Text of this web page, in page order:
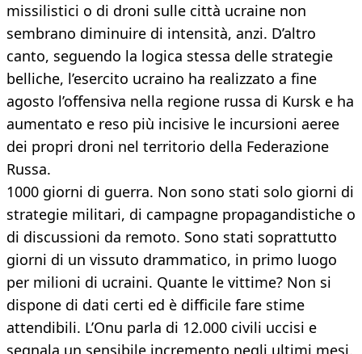
missilistici o di droni sulle città ucraine non
sembrano diminuire di intensità, anzi. D’altro
canto, seguendo la logica stessa delle strategie
belliche, l’esercito ucraino ha realizzato a fine
agosto l’offensiva nella regione russa di Kursk e ha
aumentato e reso più incisive le incursioni aeree
dei propri droni nel territorio della Federazione
Russa.
1000 giorni di guerra. Non sono stati solo giorni di
strategie militari, di campagne propagandistiche o
di discussioni da remoto. Sono stati soprattutto
giorni di un vissuto drammatico, in primo luogo
per milioni di ucraini. Quante le vittime? Non si
dispone di dati certi ed è difficile fare stime
attendibili. L’Onu parla di 12.000 civili uccisi e
segnala un sensibile incremento negli ultimi mesi.